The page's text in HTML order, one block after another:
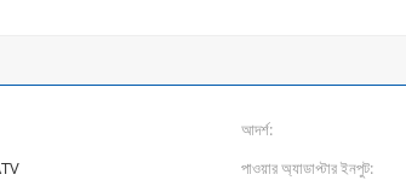
আদর্শ:
পাওয়ার অ্যাডাপ্টার ইনপুট: